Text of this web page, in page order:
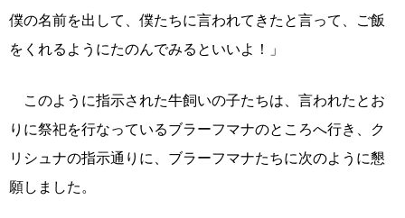
僕の名前を出して、僕たちに言われてきたと言って、ご飯
をくれるようにたのんでみるといいよ！」
このように指示された牛飼いの子たちは、言われたとお
りに祭祀を行なっているブラーフマナのところへ行き、ク
リシュナの指示通りに、ブラーフマナたちに次のように懇
願しました。